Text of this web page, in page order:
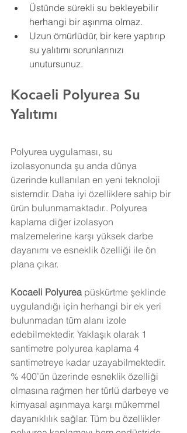
Üstünde sürekli su bekleyebilir
herhangi bir aşınma olmaz.
Uzun ömürlüdür, bir kere yaptırıp
su yalıtımı sorunlarınızı
unutursunuz.
Kocaeli Polyurea Su
Yalıtımı
Polyurea uygulaması, su
izolasyonunda şu anda dünya
üzerinde kullanılan en yeni teknoloji
sistemdir. Daha iyi özelliklere sahip bir
ürün bulunmamaktadır.. Polyurea
kaplama diğer izolasyon
malzemelerine karşı yüksek darbe
dayanımı ve esneklik özelliği ile ön
plana çıkar.
Kocaeli Polyurea püskürtme şeklinde
uygulandığı için herhangi bir ek yeri
bulunmadan tüm alanı izole
edebilmektedir. Yaklaşık olarak 1
santimetre polyurea kaplama 4
santimetreye kadar uzayabilmektedir.
% 400’ün üzerinde esneklik özelliği
olmasına rağmen her türlü darbeye ve
kimyasal aşınmaya karşı mükemmel
dayanıklılık sağlar. Tüm bu özellikler